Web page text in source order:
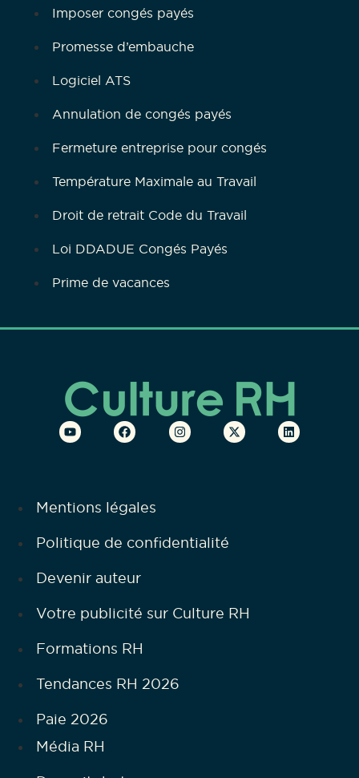
Imposer congés payés
Promesse d’embauche
Logiciel ATS
Annulation de congés payés
Fermeture entreprise pour congés
Température Maximale au Travail
Droit de retrait Code du Travail
Loi DDADUE Congés Payés
Prime de vacances
Mentions légales
Politique de confidentialité
Devenir auteur
Votre publicité sur Culture RH
Formations RH
Tendances RH 2026
Paie 2026
Média RH